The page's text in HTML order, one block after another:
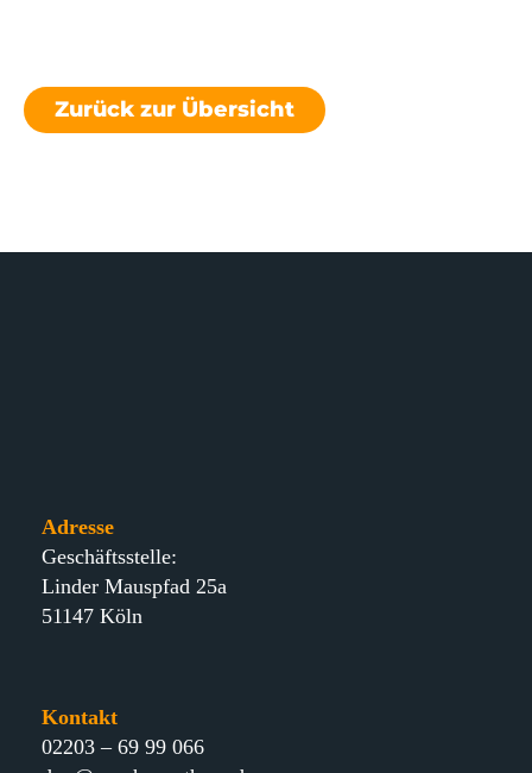
Zurück zur Übersicht
Adresse
Geschäftsstelle:
Linder Mauspfad 25a
51147 Köln
Kontakt
02203 – 69 99 066